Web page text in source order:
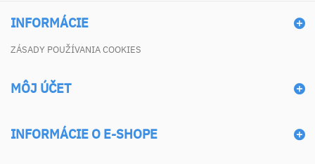
INFORMÁCIE
ZÁSADY POUŽÍVANIA COOKIES
MÔJ ÚČET
INFORMÁCIE O E-SHOPE